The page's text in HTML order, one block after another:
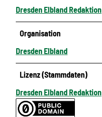
Dresden Elbland Redaktion
Organisation
Dresden Elbland
Lizenz (Stammdaten)
Dresden Elbland Redaktion